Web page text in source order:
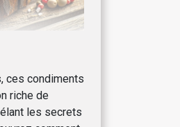
ces condiments
riche de
les secrets